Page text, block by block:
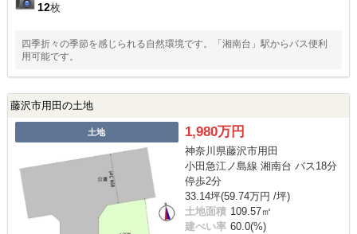
12枚
四季折々の季節を感じられる自然環境です。「湘南台」駅からバス便利
用可能です。
藤沢市用田の土地
土地 1,980万円
神奈川県藤沢市用田
小田急江ノ島線 湘南台 バス18分
停歩2分
33.14坪(59.74万円 /坪)
土地面積 109.57㎡
建ぺい率 60.0(%)